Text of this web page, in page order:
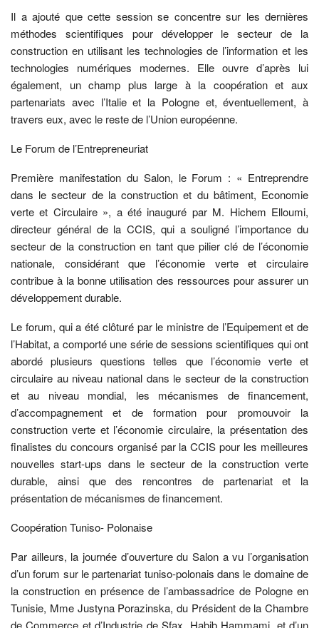
Il a ajouté que cette session se concentre sur les dernières
méthodes scientifiques pour développer le secteur de la
construction en utilisant les technologies de l’information et les
technologies numériques modernes. Elle ouvre d’après lui
également, un champ plus large à la coopération et aux
partenariats avec l’Italie et la Pologne et, éventuellement, à
travers eux, avec le reste de l’Union européenne.
Le Forum de l’Entrepreneuriat
Première manifestation du Salon, le Forum : « Entreprendre
dans le secteur de la construction et du bâtiment, Economie
verte et Circulaire », a été inauguré par M. Hichem Elloumi,
directeur général de la CCIS, qui a souligné l’importance du
secteur de la construction en tant que pilier clé de l’économie
nationale, considérant que l’économie verte et circulaire
contribue à la bonne utilisation des ressources pour assurer un
développement durable.
Le forum, qui a été clôturé par le ministre de l’Equipement et de
l’Habitat, a comporté une série de sessions scientifiques qui ont
abordé plusieurs questions telles que l’économie verte et
circulaire au niveau national dans le secteur de la construction
et au niveau mondial, les mécanismes de financement,
d’accompagnement et de formation pour promouvoir la
construction verte et l’économie circulaire, la présentation des
finalistes du concours organisé par la CCIS pour les meilleures
nouvelles start-ups dans le secteur de la construction verte
durable, ainsi que des rencontres de partenariat et la
présentation de mécanismes de financement.
Coopération Tuniso- Polonaise
Par ailleurs, la journée d’ouverture du Salon a vu l’organisation
d’un forum sur le partenariat tuniso-polonais dans le domaine de
la construction en présence de l’ambassadrice de Pologne en
Tunisie, Mme Justyna Porazinska, du Président de la Chambre
de Commerce et d’Industrie de Sfax, Habib Hammami, et d’un